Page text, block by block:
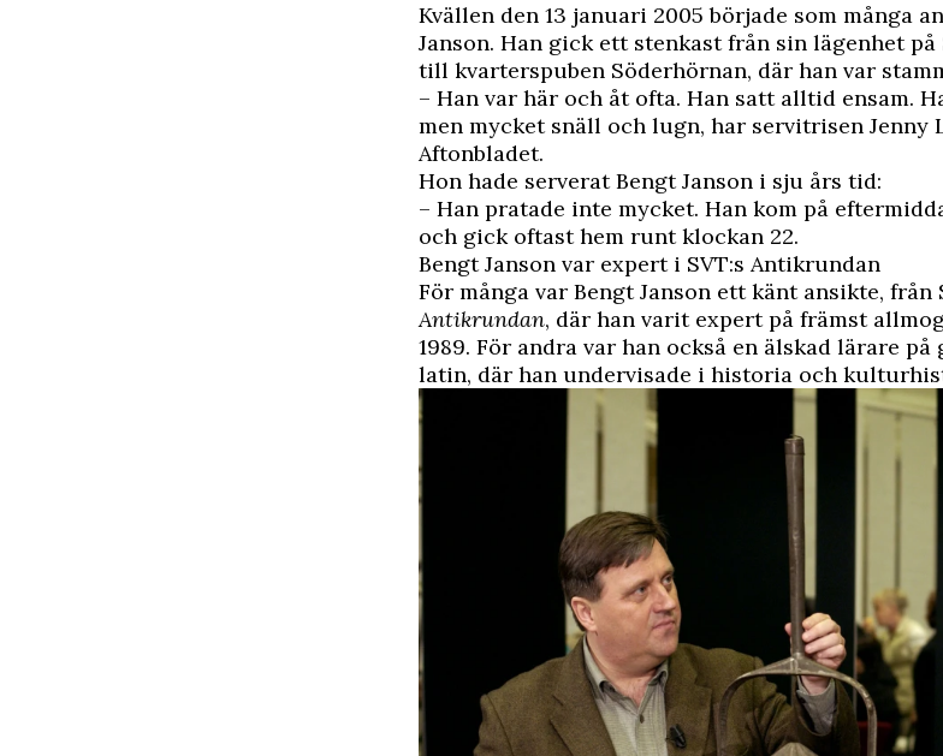
Kvällen den 13 januari 2005 började som många
Janson. Han gick ett stenkast från sin lägenhet
till kvarterspuben Söderhörnan, där han var
– Han var här och åt ofta. Han satt alltid ensam.
men mycket snäll och lugn, har servitrisen Jenny
Aftonbladet.
Hon hade serverat Bengt Janson i sju års tid:
– Han pratade inte mycket. Han kom på
och gick oftast hem runt klockan 22.
Bengt Janson var expert i SVT:s Antikrundan
För många var Bengt Janson ett känt ansikte, från
Antikrundan, där han varit expert på främst
1989. För andra var han också en älskad lärare
latin, där han undervisade i historia och